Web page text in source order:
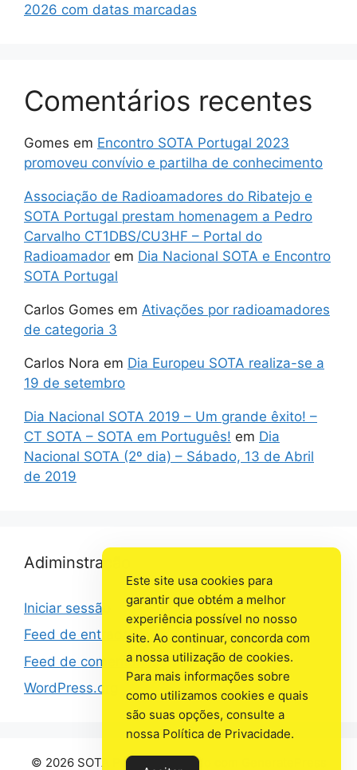
2026 com datas marcadas
Comentários recentes
Gomes em Encontro SOTA Portugal 2023
promoveu convívio e partilha de conhecimento
Associação de Radioamadores do Ribatejo e
SOTA Portugal prestam homenagem a Pedro
Carvalho CT1DBS/CU3HF – Portal do
Radioamador em Dia Nacional SOTA e Encontro
SOTA Portugal
Carlos Gomes em Ativações por radioamadores
de categoria 3
Carlos Nora em Dia Europeu SOTA realiza-se a
19 de setembro
Dia Nacional SOTA 2019 – Um grande êxito! –
CT SOTA – SOTA em Português! em Dia
Nacional SOTA (2º dia) – Sábado, 13 de Abril
de 2019
Adiminstração
Iniciar sessão
Feed de entradas
Feed de comentários
WordPress.org
© 2026 SOTA Portugal • Criado com
Este site usa cookies para
garantir que obtém a melhor
experiência possível no nosso
site. Ao continuar, concorda com
a nossa utilização de cookies.
Para mais informações sobre
como utilizamos cookies e quais
são suas opções, consulte a
nossa Política de Privacidade.